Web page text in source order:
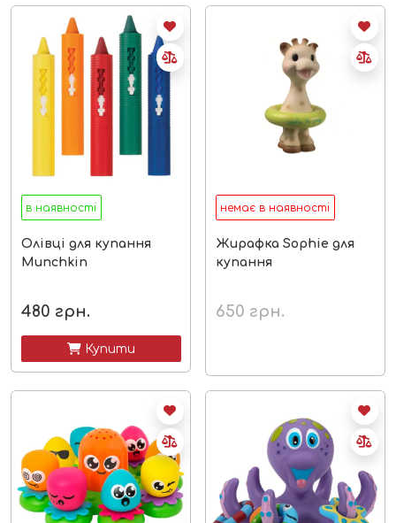
в наявності
Олівці для купання
Munchkin
480 грн.
 Купити
немає в наявності
Жирафка Sophie для
купання
650 грн.